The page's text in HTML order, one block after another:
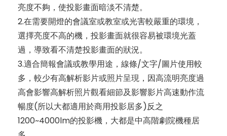
亮度不夠，使投影畫面暗淡不清楚。
2.在需要開燈的會議室或教室或光害較嚴重的環境，
選擇亮度不高的機，投影畫面就很容易被環境光蓋
過，導致看不清楚投影畫面的狀況。
3.適合簡報會議或教學用途，線條/文字/圖片使用較
多，較少有高解析影片或照片呈現，因高流明亮度過
高會影響高解析照片觀看細節及影響影片高速動作流
暢度(所以大都適用於商用投影居多)反之
1200~4000lm的投影機，大都是中高階劇院機種居